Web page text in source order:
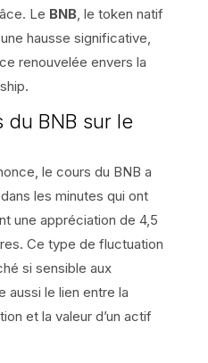
Le BNB, le token natif
hausse significative,
renouvelée envers la
du BNB sur le
le cours du BNB a
les minutes qui ont
une appréciation de 4,5
Ce type de fluctuation
si sensible aux
aussi le lien entre la
et la valeur d’un actif